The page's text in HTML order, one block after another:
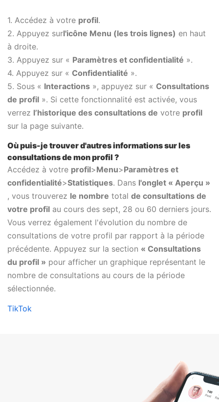
1. Accédez à votre profil.
2. Appuyez surl'icône Menu (les trois lignes) en haut
à droite.
3. Appuyez sur « Paramètres et confidentialité ».
4. Appuyez sur « Confidentialité ».
5. Sous « Interactions », appuyez sur « Consultations
de profil ». Si cette fonctionnalité est activée, vous
verrez l’historique des consultations de votre profil
sur la page suivante.
Où puis-je trouver d'autres informations sur les
consultations de mon profil ?
Accédez à votre profil>Menu>Paramètres et
confidentialité>Statistiques. Dans l'onglet « Aperçu »
, vous trouverez le nombre total de consultations de
votre profil au cours des sept, 28 ou 60 derniers jours.
Vous verrez également l'évolution du nombre de
consultations de votre profil par rapport à la période
précédente. Appuyez sur la section « Consultations
du profil » pour afficher un graphique représentant le
nombre de consultations au cours de la période
sélectionnée.
TikTok